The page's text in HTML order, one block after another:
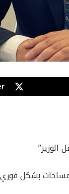
بشكل فوري